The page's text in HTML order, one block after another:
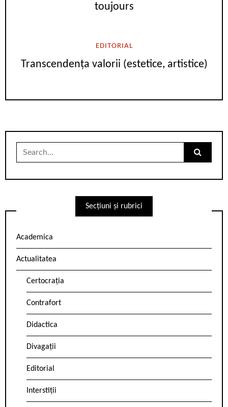
toujours
EDITORIAL
Transcendența valorii (estetice, artistice)
Search
Secțiuni și rubrici
Academica
Actualitatea
Certocrația
Contrafort
Didactica
Divagații
Editorial
Interstiții